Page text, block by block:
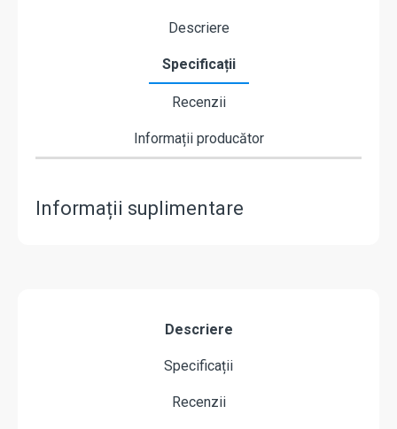
Descriere
Specificații
Recenzii
Informații producător
Informații suplimentare
Descriere
Specificații
Recenzii